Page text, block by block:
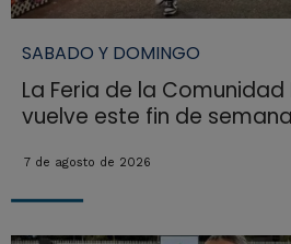
SABADO Y DOMINGO
La Feria de la
vuelve este fin de
7 de agosto de 2026